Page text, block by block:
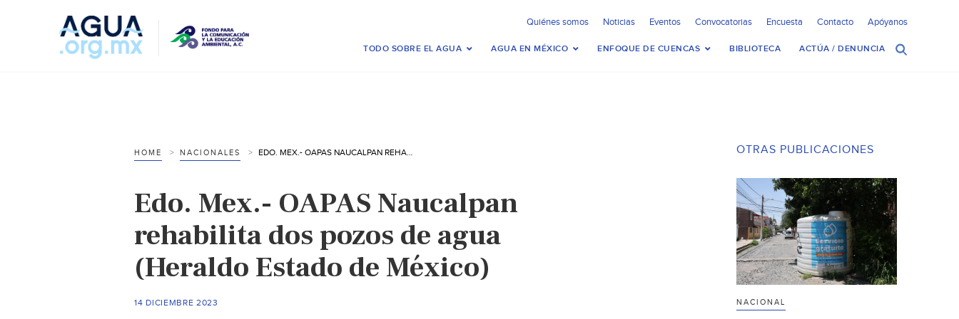
Quiénes somos Noticias Eventos Convocatorias Encuesta Contacto Apóyanos
TODO SOBRE EL AGUA AGUA EN MÉXICO ENFOQUE DE CUENCAS BIBLIOTECA ACTÚA / DENUNCIA
HOME NACIONALES EDO. MEX.- OAPAS NAUCALPAN REHABILITA DOS POZOS DE AGUA (HERALDO ESTADO DE MÉXICO)
Edo. Mex.- OAPAS Naucalpan
rehabilita dos pozos de agua
(Heraldo Estado de México)
14 DICIEMBRE 2023
OTRAS PUBLICACIONES
NACIONAL